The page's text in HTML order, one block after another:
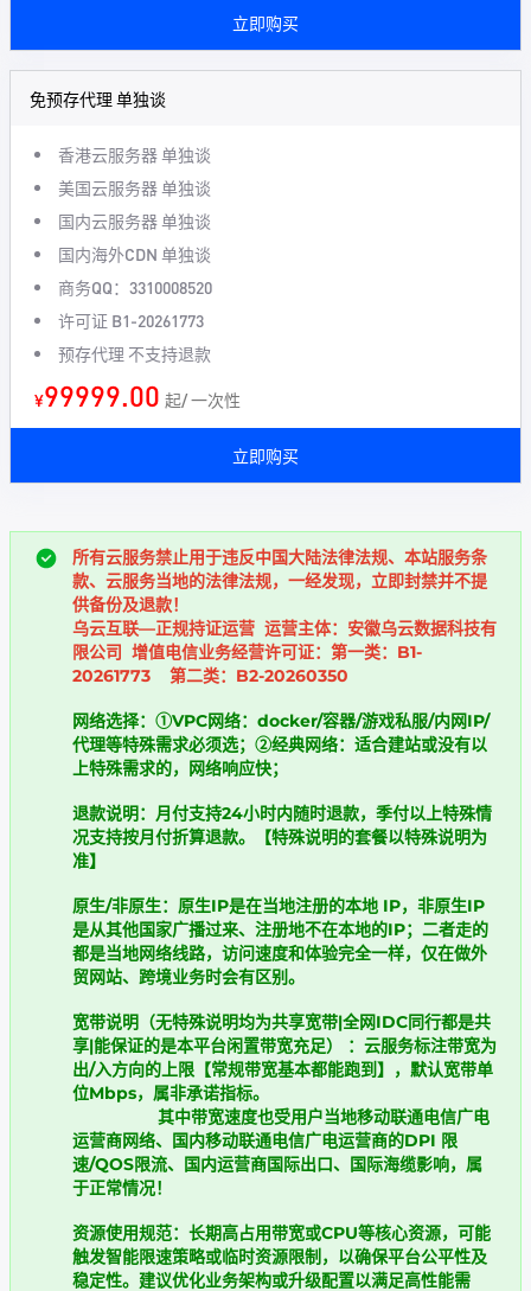
立即购买
免预存代理 单独谈
香港云服务器 单独谈
美国云服务器 单独谈
国内云服务器 单独谈
国内海外CDN 单独谈
商务QQ：3310008520
许可证 B1-20261773
预存代理 不支持退款
¥99999.00 起/ 一次性
立即购买
所有云服务禁止用于违反中国大陆法律法规、本站服务条
款、云服务当地的法律法规，一经发现，立即封禁并不提
供备份及退款！
乌云互联—正规持证运营 运营主体：安徽乌云数据科技有
限公司 增值电信业务经营许可证：第一类：B1-
20261773 第二类：B2-20260350
网络选择：①VPC网络：docker/容器/游戏私服/内网IP/
代理等特殊需求必须选；②经典网络：适合建站或没有以
上特殊需求的，网络响应快；
退款说明：月付支持24小时内随时退款，季付以上特殊情
况支持按月付折算退款。【特殊说明的套餐以特殊说明为
准】
原生/非原生：原生IP是在当地注册的本地 IP，非原生IP
是从其他国家广播过来、注册地不在本地的IP；二者走的
都是当地网络线路，访问速度和体验完全一样，仅在做外
贸网站、跨境业务时会有区别。
宽带说明（无特殊说明均为共享宽带|全网IDC同行都是共
享|能保证的是本平台闲置带宽充足） ​：云服务标注带宽为
出/入方向的上限【常规带宽基本都能跑到】，默认宽带单
位Mbps，属非承诺指标。
其中带宽速度也受用户当地移动联通电信广电
运营商网络、国内移动联通电信广电运营商的DPI 限
速/QOS限流、国内运营商国际出口、国际海缆影响，属
于正常情况！
资源使用规范​：长期高占用带宽或CPU等核心资源，可能
触发智能限速策略或临时资源限制，以确保平台公平性及
稳定性。建议优化业务架构或升级配置以满足高性能需